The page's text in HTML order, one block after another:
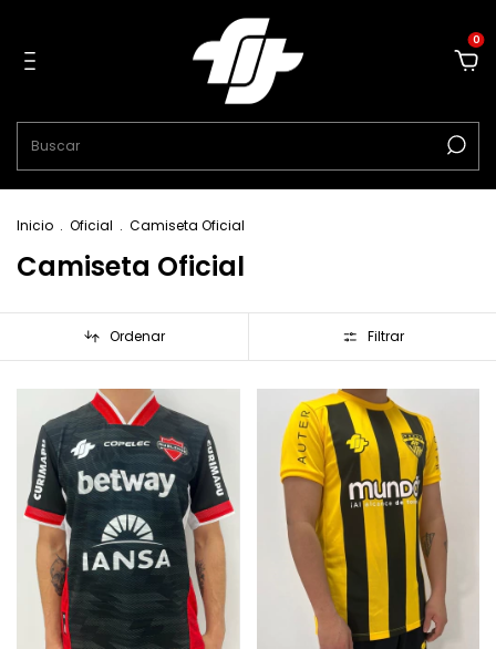
0
Inicio . Oficial . Camiseta Oficial
Camiseta Oficial
Ordenar Filtrar